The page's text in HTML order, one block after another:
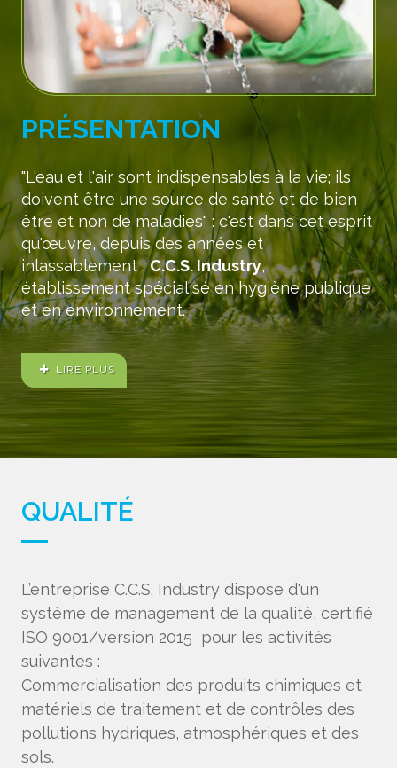
PRÉSENTATION
"L'eau et l'air sont indispensables à la vie; ils
doivent être une source de santé et de bien
être et non de maladies" : c'est dans cet esprit
qu'œuvre, depuis des années et
inlassablement ,C.C.S. Industry,
établissement spécialisé en hygiène publique
et en environnement.
LIRE PLUS
QUALITÉ
L’entreprise C.C.S. Industry dispose d'un
système de management de la qualité, certifié
ISO 9001/version 2015 pour les activités
suivantes :
Commercialisation des produits chimiques et
matériels de traitement et de contrôles des
pollutions hydriques, atmosphériques et des
sols.